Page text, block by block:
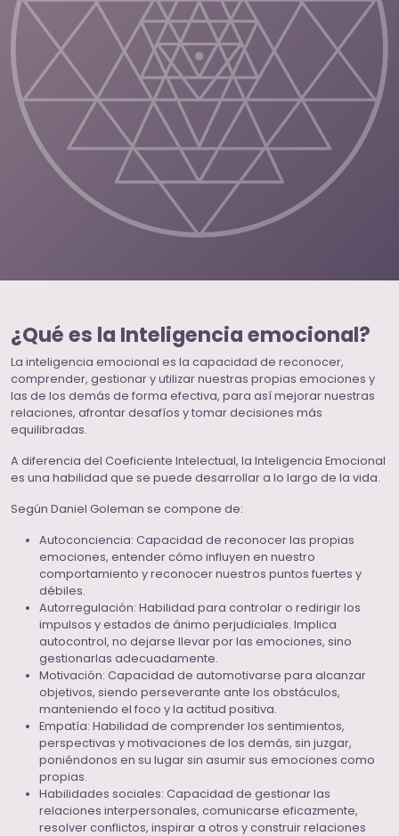
¿Qué es la Inteligencia emocional?
La inteligencia emocional es la capacidad de reconocer,
comprender, gestionar y utilizar nuestras propias emociones y
las de los demás de forma efectiva, para así mejorar nuestras
relaciones, afrontar desafíos y tomar decisiones más
equilibradas.
A diferencia del Coeficiente Intelectual, la Inteligencia Emocional
es una habilidad que se puede desarrollar a lo largo de la vida.
Según Daniel Goleman se compone de:
Autoconciencia: Capacidad de reconocer las propias
emociones, entender cómo influyen en nuestro
comportamiento y reconocer nuestros puntos fuertes y
débiles.
Autorregulación: Habilidad para controlar o redirigir los
impulsos y estados de ánimo perjudiciales. Implica
autocontrol, no dejarse llevar por las emociones, sino
gestionarlas adecuadamente.
Motivación: Capacidad de automotivarse para alcanzar
objetivos, siendo perseverante ante los obstáculos,
manteniendo el foco y la actitud positiva.
Empatía: Habilidad de comprender los sentimientos,
perspectivas y motivaciones de los demás, sin juzgar,
poniéndonos en su lugar sin asumir sus emociones como
propias.
Habilidades sociales: Capacidad de gestionar las
relaciones interpersonales, comunicarse eficazmente,
resolver conflictos, inspirar a otros y construir relaciones